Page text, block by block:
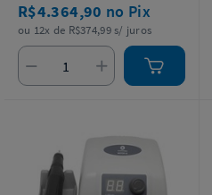
R$4.364,90 no Pix
ou 12x de R$374,99 s/ juros